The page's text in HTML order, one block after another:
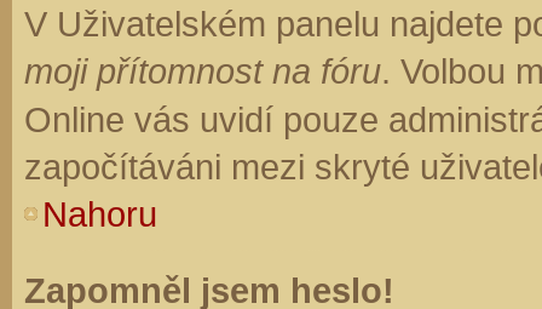
V Uživatelském panelu najdete
moji přítomnost na fóru. Volbou
Online vás uvidí pouze
započítáváni mezi skryté
Nahoru
Zapomněl jsem heslo!